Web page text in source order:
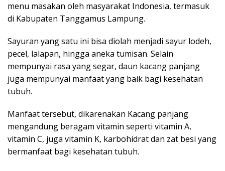
menu masakan oleh masyarakat Indonesia, termasuk
di Kabupaten Tanggamus Lampung.
Sayuran yang satu ini bisa diolah menjadi sayur lodeh,
pecel, lalapan, hingga aneka tumisan. Selain
mempunyai rasa yang segar, daun kacang panjang
juga mempunyai manfaat yang baik bagi kesehatan
tubuh.
Manfaat tersebut, dikarenakan Kacang panjang
mengandung beragam vitamin seperti vitamin A,
vitamin C, juga vitamin K, karbohidrat dan zat besi yang
bermanfaat bagi kesehatan tubuh.